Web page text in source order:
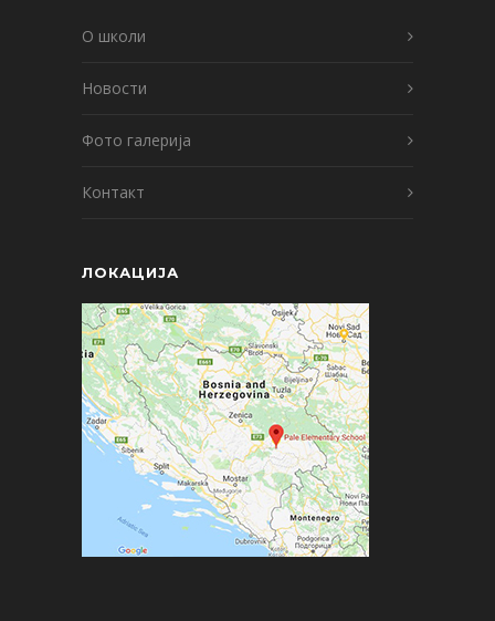
О школи
Новости
Фото галерија
Контакт
ЛОКАЦИЈА